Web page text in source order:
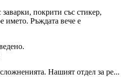
покрити със стикер,
името. Ръждата вече е
Нашият отдел за ре...